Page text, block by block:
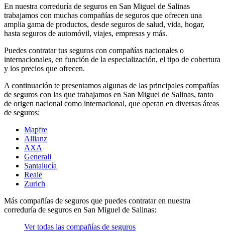
En nuestra correduría de seguros en San Miguel de Salinas
trabajamos con muchas compañías de seguros que ofrecen una
amplia gama de productos, desde seguros de salud, vida, hogar,
hasta seguros de automóvil, viajes, empresas y más.
Puedes contratar tus seguros con compañías nacionales o
internacionales, en función de la especialización, el tipo de cobertura
y los precios que ofrecen.
A continuación te presentamos algunas de las principales compañías
de seguros con las que trabajamos en San Miguel de Salinas, tanto
de origen nacional como internacional, que operan en diversas áreas
de seguros:
Mapfre
Allianz
AXA
Generali
Santalucía
Reale
Zurich
Más compañías de seguros que puedes contratar en nuestra
correduría de seguros en San Miguel de Salinas:
Ver todas las compañías de seguros